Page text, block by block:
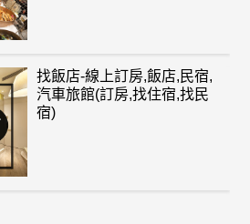
找飯店-線上訂房,飯店,民宿,
汽車旅館(訂房,找住宿,找民
宿)